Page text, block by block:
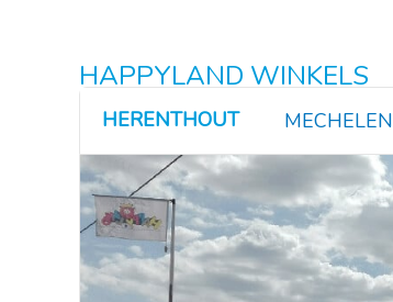
HAPPYLAND WINKELS
HERENTHOUT MECHELEN